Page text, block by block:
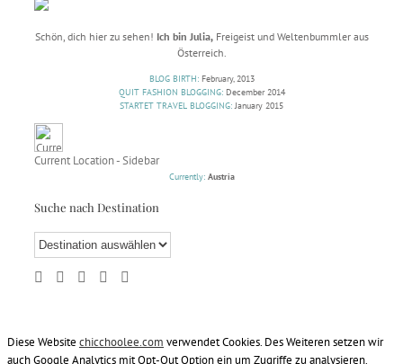
Schön, dich hier zu sehen! Ich bin Julia,Freigeist und Weltenbummler aus
Österreich.
BLOG BIRTH:February, 2013
QUIT FASHION BLOGGING:December 2014
STARTET TRAVEL BLOGGING: January 2015
Current Location - Sidebar
Currently: Austria
Suche nach Destination
Diese Website chicchoolee.com verwendet Cookies. Des Weiteren setzen wir
auch Google Analytics mit Opt-Out Option ein um Zugriffe zu analysieren.